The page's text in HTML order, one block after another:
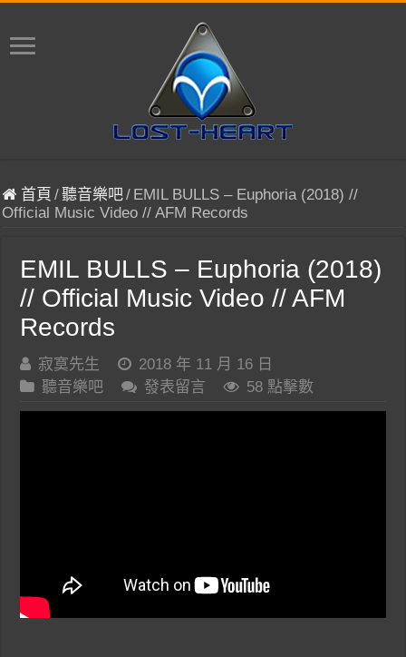
首頁 /聽音樂吧/ EMIL BULLS – Euphoria (2018) //
Official Music Video // AFM Records
EMIL BULLS – Euphoria (2018)
// Official Music Video // AFM
Records
寂寞先生
2018 年 11 月 16 日
聽音樂吧
發表留言 58 點擊數